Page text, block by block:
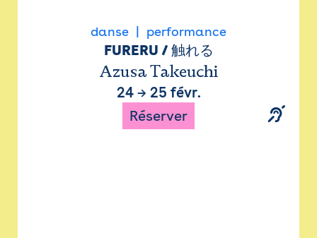
danse performance
FURERU / 触れる
Azusa Takeuchi
24→ 25 févr.
Réserver